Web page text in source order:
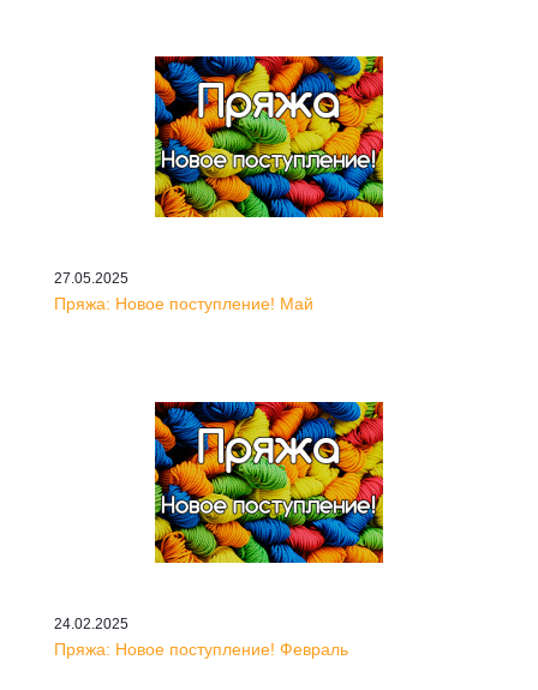
27.05.2025
Пряжа: Новое поступление! Май
24.02.2025
Пряжа: Новое поступление! Февраль